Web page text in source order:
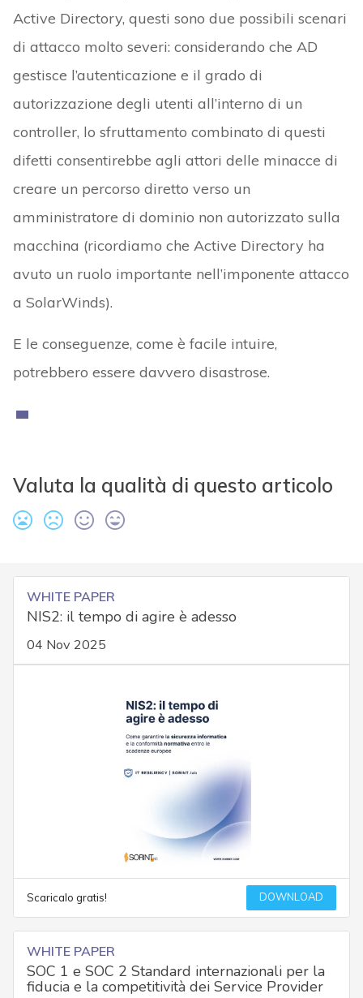
Active Directory, questi sono due possibili scenari
di attacco molto severi: considerando che AD
gestisce l’autenticazione e il grado di
autorizzazione degli utenti all’interno di un
controller, lo sfruttamento combinato di questi
difetti consentirebbe agli attori delle minacce di
creare un percorso diretto verso un
amministratore di dominio non autorizzato sulla
macchina (ricordiamo che Active Directory ha
avuto un ruolo importante nell’imponente attacco
a SolarWinds).
E le conseguenze, come è facile intuire,
potrebbero essere davvero disastrose.
Valuta la qualità di questo articolo
WHITE PAPER
NIS2: il tempo di agire è adesso
04 Nov 2025
Scaricalo gratis! DOWNLOAD
WHITE PAPER
SOC 1 e SOC 2 Standard internazionali per la
fiducia e la competitività dei Service Provider